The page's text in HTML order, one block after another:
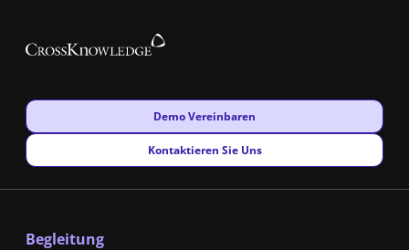
New window
Demo Vereinbaren
New window
Kontaktieren Sie Uns
Begleitung